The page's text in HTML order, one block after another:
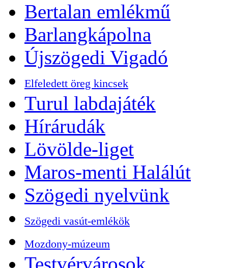
Bertalan emlékmű
Barlangkápolna
Újszögedi Vigadó
Elfeledett öreg kincsek
Turul labdajáték
Hírárudák
Lövölde-liget
Maros-menti Halálút
Szögedi nyelvünk
Szögedi vasút-emlékök
Mozdony-múzeum